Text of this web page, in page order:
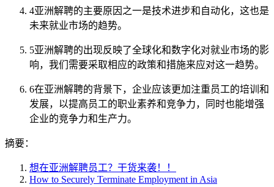
4亚洲解聘的主要原因之一是技术进步和自动化，这也是
未来就业市场的趋势。
5亚洲解聘的出现反映了全球化和数字化对就业市场的影
响，我们需要采取相应的政策和措施来应对这一趋势。
6在亚洲解聘的背景下，企业应该更加注重员工的培训和
发展，以提高员工的职业素养和竞争力，同时也能增强
企业的竞争力和生产力。
摘要：
想在亚洲解聘员工？干货来袭！！
How to Securely Terminate Employment in Asia